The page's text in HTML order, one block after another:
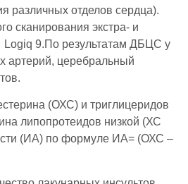
различных отделов сердца).
сканирования экстра- и
Logiq 9.По результатам ДБЦС у
артерий, церебральный
(ОХС) и триглицеридов
липопротеидов низкой (ХС
(ИА) по формуле ИА= (ОХС –